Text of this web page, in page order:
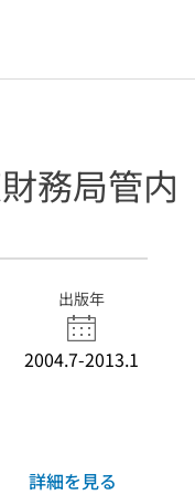
務局管内
出版年
2004.7-2013.1
詳細を見る